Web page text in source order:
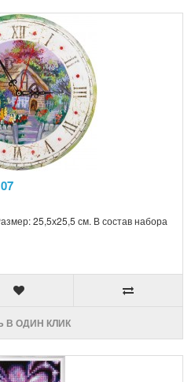
25,5х25,5 см. В состав набора
В ОДИН КЛИК